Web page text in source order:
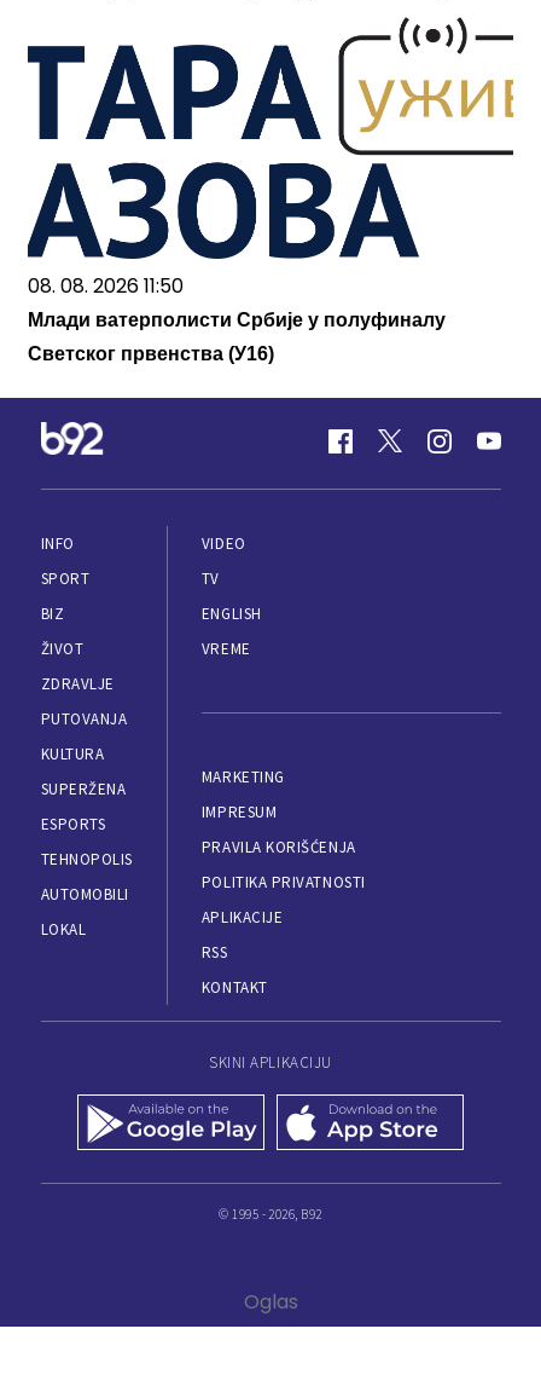
08. 08. 2026 11:50
Млади ватерполисти Србије у полуфиналу
Светског првенства (У16)
INFO
SPORT
BIZ
ŽIVOT
ZDRAVLJE
PUTOVANJA
KULTURA
SUPERŽENA
ESPORTS
TEHNOPOLIS
AUTOMOBILI
LOKAL
VIDEO
TV
ENGLISH
VREME
MARKETING
IMPRESUM
PRAVILA KORIŠĆENJA
POLITIKA PRIVATNOSTI
APLIKACIJE
RSS
KONTAKT
SKINI APLIKACIJU
© 1995 - 2026, B92